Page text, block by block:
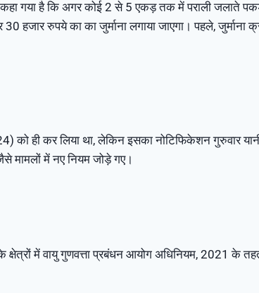
गया है कि अगर कोई 2 से 5 एकड़ तक में पराली जलाते
हजार रुपये का का जुर्माना लगाया जाएगा। पहले,
ही कर लिया था, लेकिन इसका नोटिफिकेशन गुरुवार
मामलों में नए नियम जोड़े गए।
क्षेत्रों में वायु गुणवत्ता प्रबंधन आयोग अधिनियम, 2021 के